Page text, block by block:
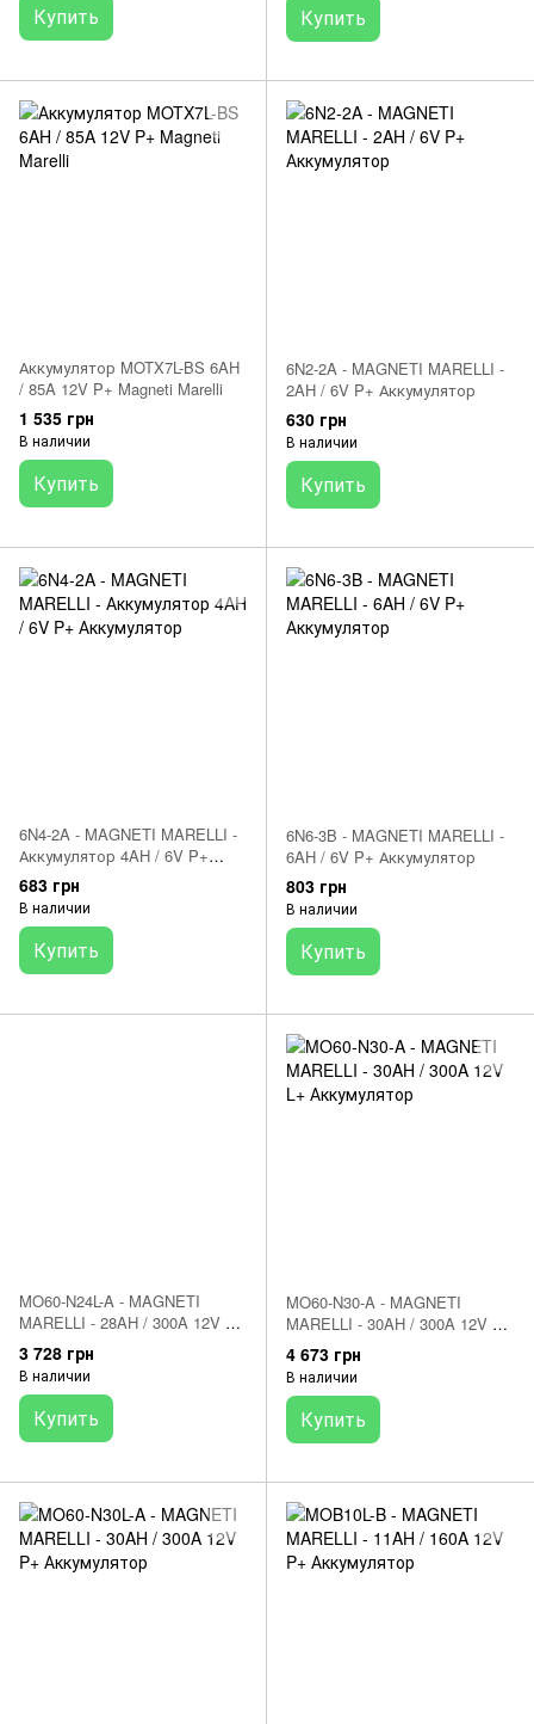
Купить Купить
Аккумулятор MOTX7L-BS 6AH
/ 85A 12V P+ Magneti Marelli
1 535 грн
В наличии
Купить
6N2-2A - MAGNETI MARELLI -
2AH / 6V P+ Аккумулятор
630 грн
В наличии
Купить
6N4-2A - MAGNETI MARELLI -
Аккумулятор 4AH / 6V P+
Аккумулятор
683 грн
В наличии
Купить
6N6-3B - MAGNETI MARELLI -
6AH / 6V P+ Аккумулятор
803 грн
В наличии
Купить
MO60-N24L-A - MAGNETI
MARELLI - 28AH / 300A 12V P+
Аккумулятор
3 728 грн
В наличии
Купить
MO60-N30-A - MAGNETI
MARELLI - 30AH / 300A 12V L+
Аккумулятор
4 673 грн
В наличии
Купить